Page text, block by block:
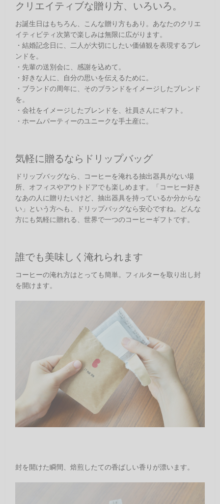
クリエイティブな贈り方、いろいろ。
お誕生日はもちろん、こんな贈り方もあり。あなたのクリエ
イティビティ次第で楽しみは無限に広がります。
・結婚記念日に、二人が大切にしたい価値観を表現するブレ
ンドを。
・先輩の送別会に、感謝を込めて。
・好きな人に、自分の思いを伝えるために。
・ブランドの周年に、そのブランドをイメージしたブレンド
を。
・会社をイメージしたブレンドを、社員さんにギフト。
・ホームパーティーのユニークな手土産に。
気軽に贈るならドリップバッグ
ドリップバッグなら、コーヒーを淹れる抽出器具がない場
所、オフィスやアウトドアでも楽しめます。「コーヒー好き
なあの人に贈りたいけど、抽出器具を持っているか分からな
い」という方へも、ドリップバッグなら安心ですね。どんな
方にも気軽に贈れる、世界で一つのコーヒーギフトです。
誰でも美味しく淹れられます
コーヒーの淹れ方はとっても簡単。フィルターを取り出し封
を開けます。
封を開けた瞬間、焙煎したての香ばしい香りが漂います。